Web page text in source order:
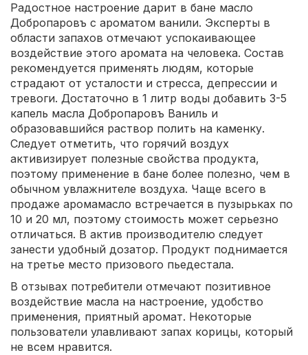
Радостное настроение дарит в бане масло
Добропаровъ с ароматом ванили. Эксперты в
области запахов отмечают успокаивающее
воздействие этого аромата на человека. Состав
рекомендуется применять людям, которые
страдают от усталости и стресса, депрессии и
тревоги. Достаточно в 1 литр воды добавить 3-5
капель масла Добропаровъ Ваниль и
образовавшийся раствор полить на каменку.
Следует отметить, что горячий воздух
активизирует полезные свойства продукта,
поэтому применение в бане более полезно, чем в
обычном увлажнителе воздуха. Чаще всего в
продаже аромамасло встречается в пузырьках по
10 и 20 мл, поэтому стоимость может серьезно
отличаться. В актив производителю следует
занести удобный дозатор. Продукт поднимается
на третье место призового пьедестала.
В отзывах потребители отмечают позитивное
воздействие масла на настроение, удобство
применения, приятный аромат. Некоторые
пользователи улавливают запах корицы, который
не всем нравится.